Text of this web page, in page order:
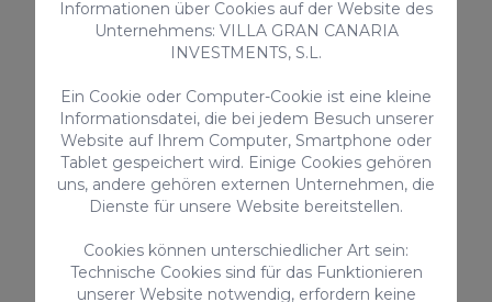
Maspalomas. Finde alle Arten von
Ferienwohnungen und wähle die Option, die
Anforderungen deines Urlaubs passt – die
Auswahl ist groß! Sieh dir all diese
beeindruckenden Unterkünfte an. Wir
garantieren, dass sie alle von höchster Qualität
Luxus
Informationen über Cookies auf der Website des
Unternehmens: VILLA GRAN CANARIA
INVESTMENTS, S.L.
Ein Cookie oder Computer-Cookie ist eine kleine
Informationsdatei, die bei jedem Besuch unserer
Website auf Ihrem Computer, Smartphone oder
Tablet gespeichert wird. Einige Cookies gehören
uns, andere gehören externen Unternehmen, die
Dienste für unsere Website bereitstellen.
Cookies können unterschiedlicher Art sein:
Technische Cookies sind für das Funktionieren
unserer Website notwendig, erfordern keine